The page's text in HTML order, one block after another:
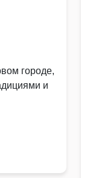
городе,
и